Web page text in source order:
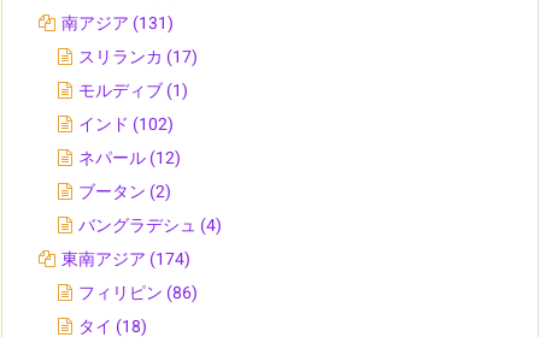
南アジア (131)
スリランカ (17)
モルディブ (1)
インド (102)
ネパール (12)
ブータン (2)
バングラデシュ (4)
東南アジア (174)
フィリピン (86)
タイ (18)